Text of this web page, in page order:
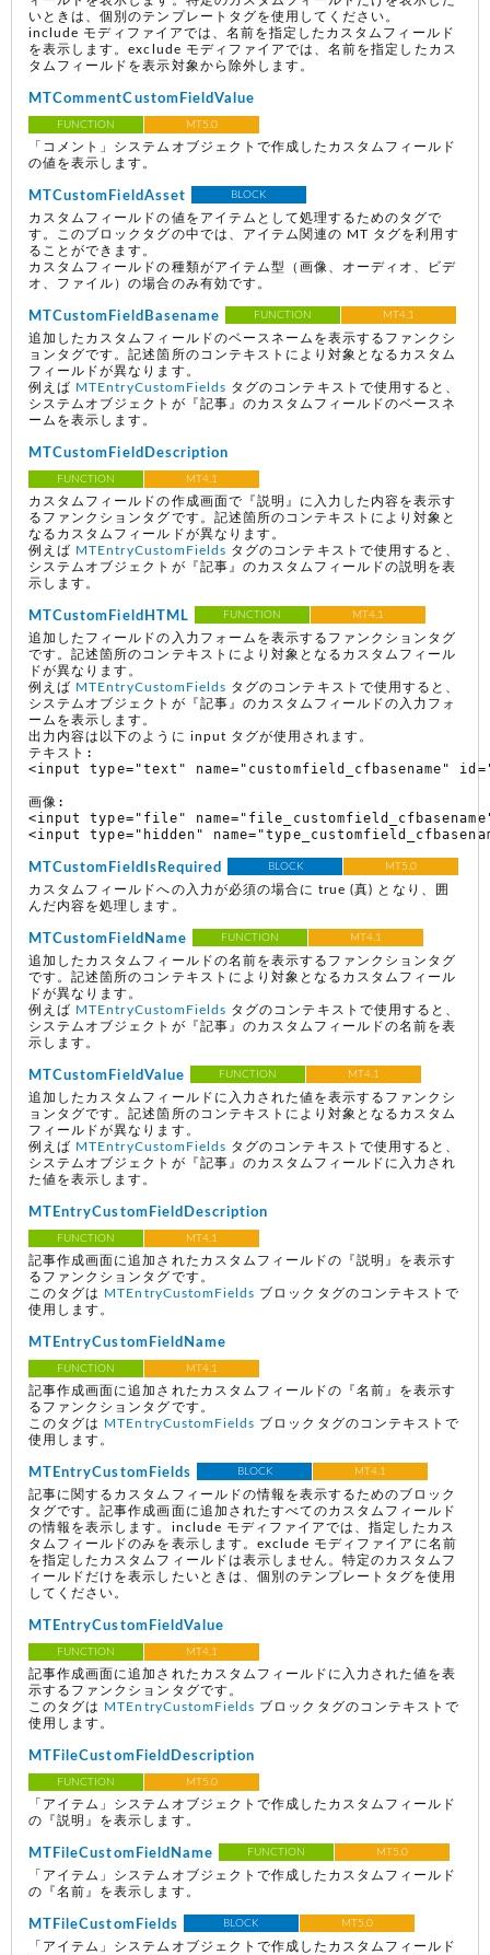
いときは、個別のテンプレートタグを使用してください。
include モディファイアでは、名前を指定したカスタムフィールド
を表示します。exclude モディファイアでは、名前を指定したカス
タムフィールドを表示対象から除外します。
MTCommentCustomFieldValue
FUNCTION MT5.0
「コメント」システムオブジェクトで作成したカスタムフィールド
の値を表示します。
MTCustomFieldAsset BLOCK
カスタムフィールドの値をアイテムとして処理するためのタグで
す。このブロックタグの中では、アイテム関連の MT タグを利用す
ることができます。
カスタムフィールドの種類がアイテム型（画像、オーディオ、ビデ
オ、ファイル）の場合のみ有効です。
MTCustomFieldBasename FUNCTION MT4.1
追加したカスタムフィールドのベースネームを表示するファンクシ
ョンタグです。記述箇所のコンテキストにより対象となるカスタム
フィールドが異なります。
例えば
MTEntryCustomFields タグのコンテキストで使用すると、
システムオブジェクトが『記事』のカスタムフィールドのベースネ
ームを表示します。
MTCustomFieldDescription
FUNCTION MT4.1
カスタムフィールドの作成画面で『説明』に入力した内容を表示す
るファンクションタグです。記述箇所のコンテキストにより対象と
なるカスタムフィールドが異なります。
例えば
MTEntryCustomFields タグのコンテキストで使用すると、
システムオブジェクトが『記事』のカスタムフィールドの説明を表
示します。
MTCustomFieldHTML FUNCTION MT4.1
追加したフィールドの入力フォームを表示するファンクションタグ
です。記述箇所のコンテキストにより対象となるカスタムフィール
ドが異なります。
例えば
MTEntryCustomFields タグのコンテキストで使用すると、
システムオブジェクトが『記事』のカスタムフィールドの入力フォ
ームを表示します。
出力内容は以下のように input タグが使用されます。
テキスト:
<input type="text" name="customfield_cfbasename"
画像:
<input type="file"
MTCustomFieldIsRequired BLOCK MT5.0
カスタムフィールドへの入力が必須の場合に true (真) となり、囲
んだ内容を処理します。
MTCustomFieldName FUNCTION MT4.1
追加したカスタムフィールドの名前を表示するファンクションタグ
です。記述箇所のコンテキストにより対象となるカスタムフィール
ドが異なります。
例えば
MTEntryCustomFields タグのコンテキストで使用すると、
システムオブジェクトが『記事』のカスタムフィールドの名前を表
示します。
MTCustomFieldValue FUNCTION MT4.1
追加したカスタムフィールドに入力された値を表示するファンクシ
ョンタグです。記述箇所のコンテキストにより対象となるカスタム
フィールドが異なります。
例えば
MTEntryCustomFields タグのコンテキストで使用すると、
システムオブジェクトが『記事』のカスタムフィールドに入力され
た値を表示します。
MTEntryCustomFieldDescription
FUNCTION MT4.1
記事作成画面に追加されたカスタムフィールドの『説明』を表示す
るファンクションタグです。
このタグは
MTEntryCustomFields ブロックタグのコンテキストで
使用します。
MTEntryCustomFieldName
FUNCTION MT4.1
記事作成画面に追加されたカスタムフィールドの『名前』を表示す
るファンクションタグです。
このタグは
MTEntryCustomFields ブロックタグのコンテキストで
使用します。
MTEntryCustomFields BLOCK MT4.1
記事に関するカスタムフィールドの情報を表示するためのブロック
タグです。記事作成画面に追加されたすべてのカスタムフィールド
の情報を表示します。include モディファイアでは、指定したカス
タムフィールドのみを表示します。exclude モディファイアに名前
を指定したカスタムフィールドは表示しません。特定のカスタムフ
ィールドだけを表示したいときは、個別のテンプレートタグを使用
してください。
MTEntryCustomFieldValue
FUNCTION MT4.1
記事作成画面に追加されたカスタムフィールドに入力された値を表
示するファンクションタグです。
このタグは
MTEntryCustomFields ブロックタグのコンテキストで
使用します。
MTFileCustomFieldDescription
FUNCTION MT5.0
「アイテム」システムオブジェクトで作成したカスタムフィールド
の『説明』を表示します。
MTFileCustomFieldName FUNCTION MT5.0
「アイテム」システムオブジェクトで作成したカスタムフィールド
の『名前』を表示します。
MTFileCustomFields BLOCK MT5.0
「アイテム」システムオブジェクトで作成したカスタムフィールド